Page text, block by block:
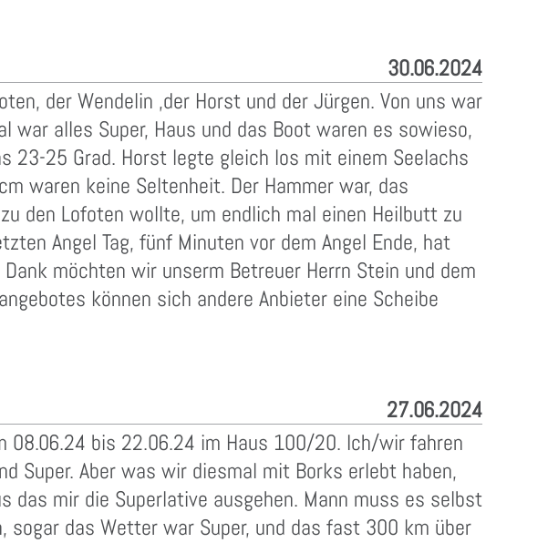
30.06.2024
der Wendelin ,der Horst und der Jürgen. Von uns war
alles Super, Haus und das Boot waren es sowieso,
23-25 Grad. Horst legte gleich los mit einem Seelachs
waren keine Seltenheit. Der Hammer war, das
den Lofoten wollte, um endlich mal einen Heilbutt zu
Angel Tag, fünf Minuten vor dem Angel Ende, hat
möchten wir unserm Betreuer Herrn Stein und dem
können sich andere Anbieter eine Scheibe
27.06.2024
08.06.24 bis 22.06.24 im Haus 100/20. Ich/wir fahren
Super. Aber was wir diesmal mit Borks erlebt haben,
das mir die Superlative ausgehen. Mann muss es selbst
sogar das Wetter war Super, und das fast 300 km über